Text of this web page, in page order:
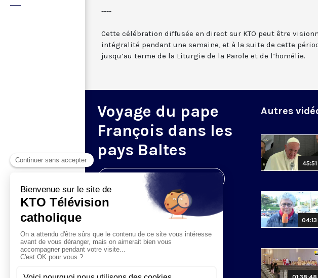
----
Cette célébration diffusée en direct sur KTO peut être
intégralité pendant une semaine, et à la suite de cette
jusqu’au terme de la Liturgie de la Parole et de l’homélie.
Voyage du pape
François dans les
pays Baltes
Visiter la page de l'émission
Autres
45:51
04:13